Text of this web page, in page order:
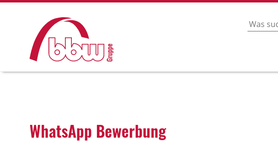
What­sApp Bewer­bung